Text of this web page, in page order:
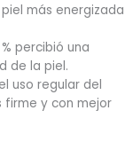
más energizada
percibió una
de la piel.
uso regular del
firme y con mejor